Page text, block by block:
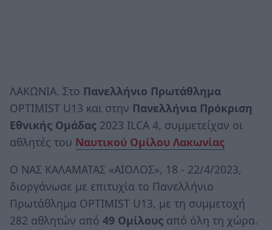
ΛΑΚΩΝΙΑ. Στο Πανελλήνιο Πρωτάθλημα
OPTIMIST U13 και στην Πανελλήνια Πρόκριση
Εθνικής Ομάδας 2023 ILCA 4, συμμετείχαν οι
αθλητές του Ναυτικού Ομίλου Λακωνίας
Ο ΝΑΣ ΚΑΛΑΜΑΤΑΣ «ΑΙΟΛΟΣ», 18 - 22/4/2023,
διοργάνωσε με επιτυχία το Πανελλήνιο
Πρωτάθλημα OPTIMIST U13, με τη συμμετοχή
282 αθλητών από 49 Ομίλους από όλη τη χώρα.